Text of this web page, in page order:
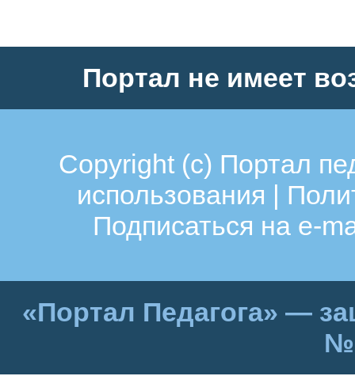
Портал не имеет
Copyright (c) Портал
использования |
Подписаться на e-
«Портал Педагога» —